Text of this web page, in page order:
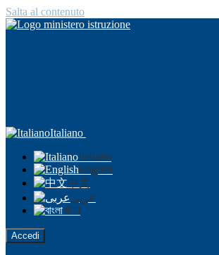
Salta al contenuto
Italiano
Italiano
English
中文
عربى
বাংলা
Accedi